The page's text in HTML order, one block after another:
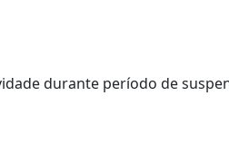
durante período de